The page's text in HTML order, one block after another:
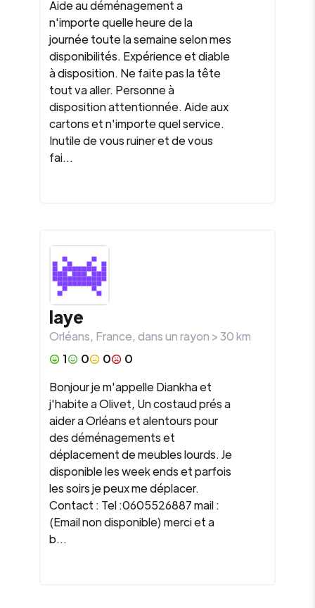
Aide au déménagement a
n'importe quelle heure de la
journée toute la semaine selon mes
disponibilités. Expérience et diable
à disposition. Ne faite pas la tête
tout va aller. Personne à
disposition attentionnée. Aide aux
cartons et n'importe quel service.
Inutile de vous ruiner et de vous
fai...
laye
Orléans, France, dans un rayon >30km
1
0 0
0
Bonjour je m'appelle Diankha et
j'habite a Olivet, Un costaud prés a
aider a Orléans et alentours pour
des déménagements et
déplacement de meubles lourds. Je
disponible les week ends et parfois
les soirs je peux me déplacer.
Contact : Tel :0605526887 mail :
(Email non disponible) merci et a
b...